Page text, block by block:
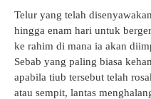
Telur yang telah
hingga enam hari untuk
ke rahim di mana ia akan
Sebab yang paling biasa
apabila tiub tersebut telah
atau sempit, lantas